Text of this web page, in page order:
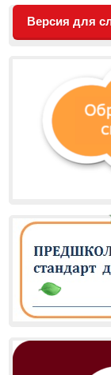
Версия для